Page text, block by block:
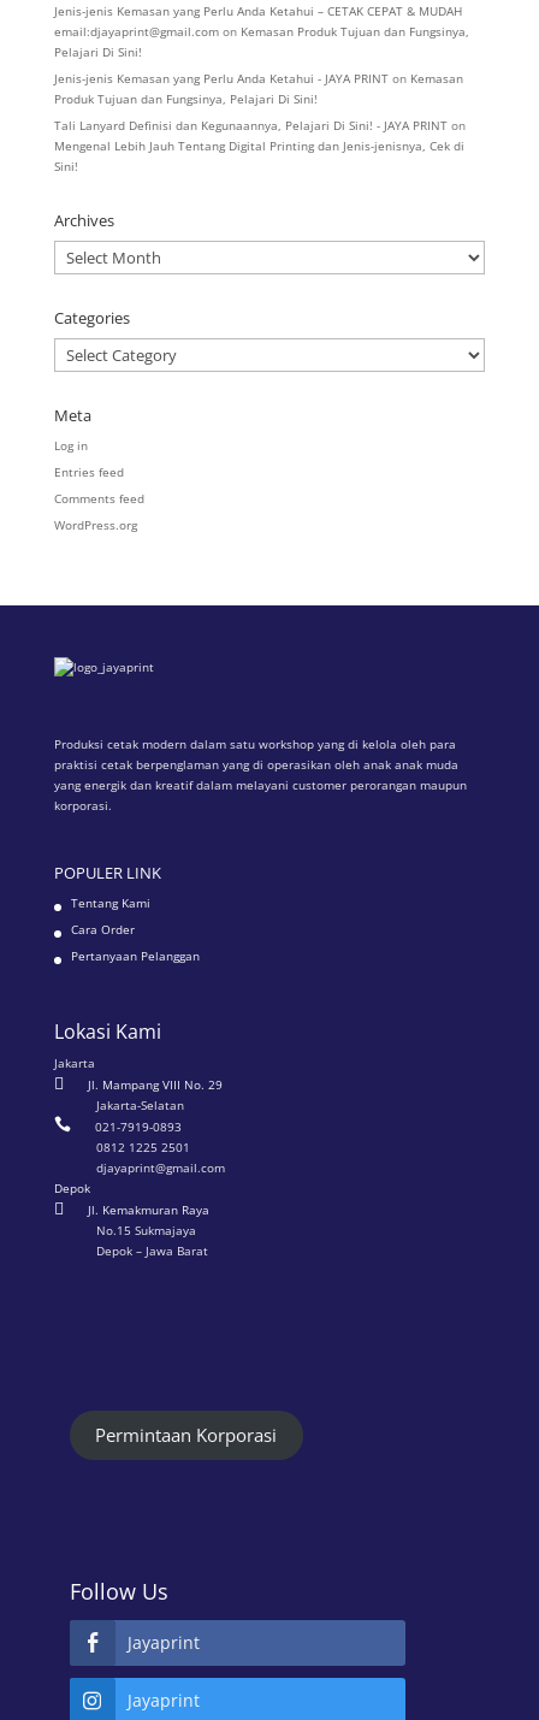
Jenis-jenis Kemasan yang Perlu Anda Ketahui – CETAK CEPAT & MUDAH
email:djayaprint@gmail.comon Kemasan Produk Tujuan dan Fungsinya,
Pelajari Di Sini!
Jenis-jenis Kemasan yang Perlu Anda Ketahui - JAYA PRINTon Kemasan
Produk Tujuan dan Fungsinya, Pelajari Di Sini!
Tali Lanyard Definisi dan Kegunaannya, Pelajari Di Sini! - JAYA PRINTon
Mengenal Lebih Jauh Tentang Digital Printing dan Jenis-jenisnya, Cek di
Sini!
Archives
Archives
Categories
Categories
Meta
Log in
Entries feed
Comments feed
WordPress.org
Produksi cetak modern dalam satu workshop yang di kelola oleh para
praktisi cetak berpenglaman yang di operasikan oleh anak anak muda
yang energik dan kreatif dalam melayani customer perorangan maupun
korporasi.
POPULER LINK
Tentang Kami
Cara Order
Pertanyaan Pelanggan
Lokasi Kami
Jakarta

Jl. Mampang VIII No. 29
Jakarta-Selatan

021-7919-0893
0812 1225 2501
djayaprint@gmail.com
Depok

Jl. Kemakmuran Raya
No.15 Sukmajaya
Depok – Jawa Barat
Permintaan Korporasi
Follow Us
Jayaprint
Jayaprint